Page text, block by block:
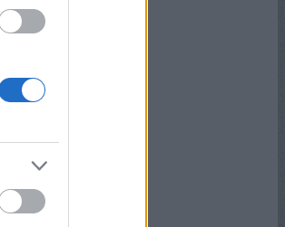
Tamás
Gábor
Ubul
József
György
Tibor
Bence